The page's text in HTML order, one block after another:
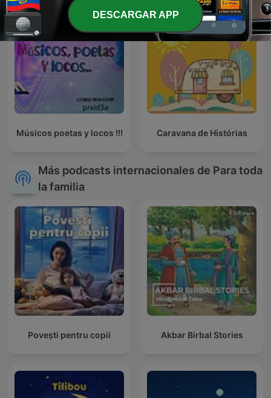
Músicos poetas y locos !!! Caravana de Histórias
Más podcasts internacionales de Para toda
la familia
Povești pentru copii Akbar Birbal Stories
DESCARGAR APP